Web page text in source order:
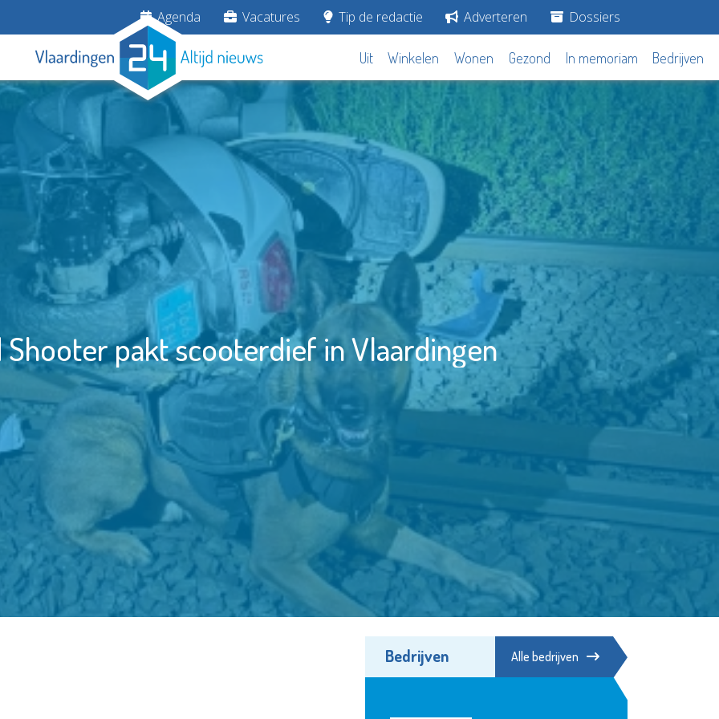
Agenda Vacatures Tip de redactie Adverteren Dossiers
Uit Winkelen Wonen Gezond In memoriam Bedrijven
pakt scooterdief in Vlaardingen
Bedrijven Alle bedrijven